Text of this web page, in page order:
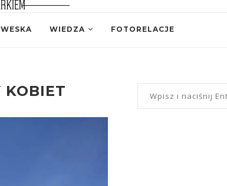
WIEDZA FOTORELACJE
KOBIET